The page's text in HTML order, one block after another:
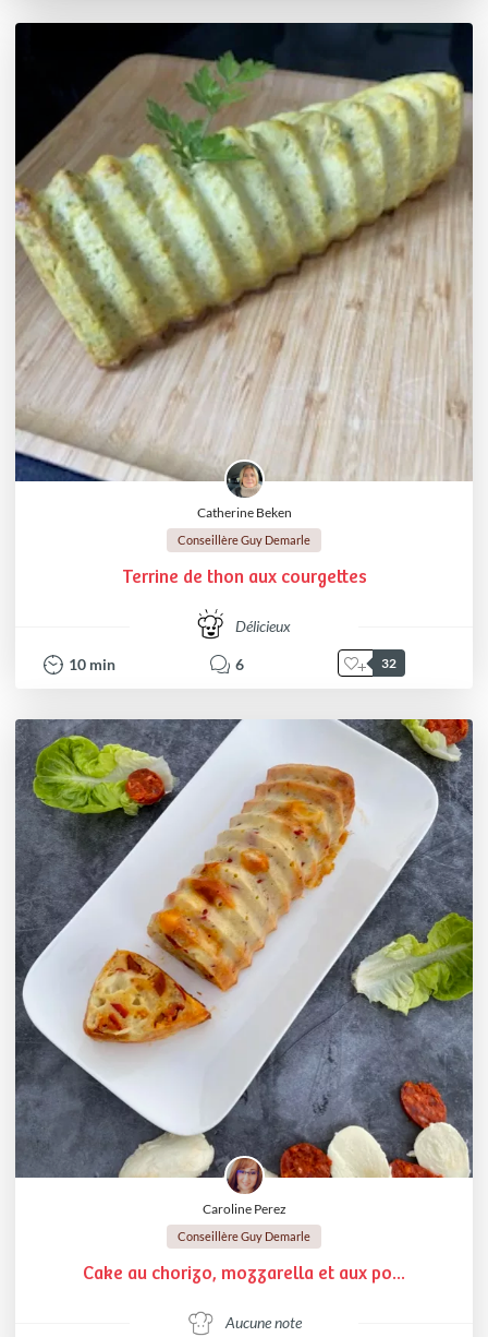
Catherine Beken
Conseillère Guy Demarle
Terrine de thon aux courgettes
Délicieux
10 min 6 32
Caroline Perez
Conseillère Guy Demarle
Cake au chorizo, mozzarella et aux po...
Aucune note